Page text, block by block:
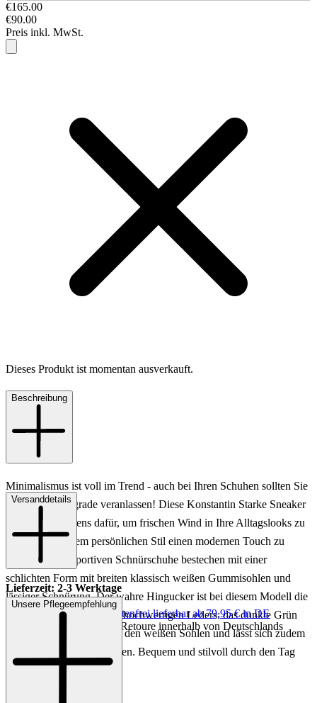
€165.00
€90.00
Preis inkl. MwSt.
Dieses Produkt ist momentan ausverkauft.
Beschreibung
Minimalismus ist voll im Trend - auch bei Ihren Schuhen sollten Sie
ein frisches Upgrade veranlassen! Diese Konstantin Starke Sneaker
eignen sich bestens dafür, um frischen Wind in Ihre Alltagslooks zu
bringen und Ihrem persönlichen Stil einen modernen Touch zu
verleihen. Die sportiven Schnürschuhe bestechen mit einer
schlichten Form mit breiten klassisch weißen Gummisohlen und
lässiger Schnürung. Der wahre Hingucker ist bei diesem Modell die
ungewöhnliche Farbe des hochwertigen Leders: das dunkle Grün
harmoniert wunderbar mit den weißen Sohlen und lässt sich zudem
leicht im Alltag kombinieren. Bequem und stilvoll durch den Tag
Versanddetails
Lieferzeit: 2-3 Werktage
Keine Versandkosten:
kostenfrei lieferbar ab 79,95 € in DE
Einfache und Kostenlose Retoure innerhalb von Deutschlands
Unsere Pflegeempfehlung